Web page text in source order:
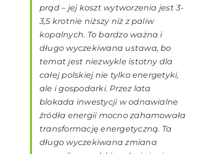
prąd – jej koszt wytworzenia jest 3-
3,5 krotnie niższy niż z paliw
kopalnych. To bardzo ważna i
długo wyczekiwana ustawa, bo
temat jest niezwykle istotny dla
całej polskiej nie tylko energetyki,
ale i gospodarki. Przez lata
blokada inwestycji w odnawialne
źródła energii mocno zahamowała
transformację energetyczną. Ta
długo wyczekiwana zmiana